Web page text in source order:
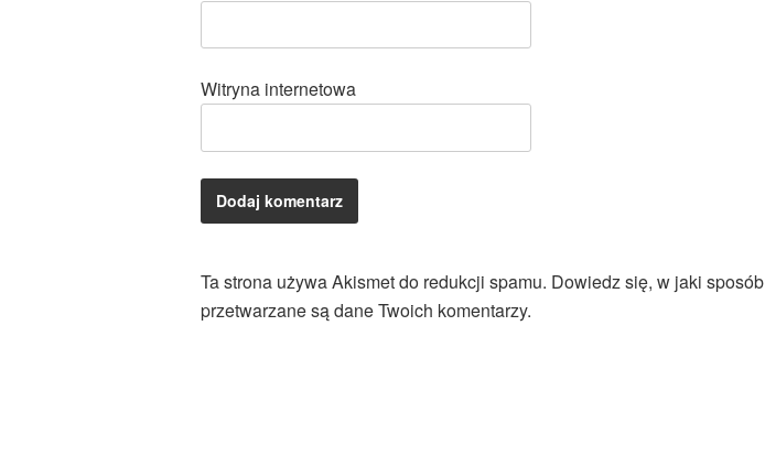
Witryna internetowa
Ta strona używa Akismet do redukcji spamu. Dowiedz się, w jaki sposób
przetwarzane są dane Twoich komentarzy.